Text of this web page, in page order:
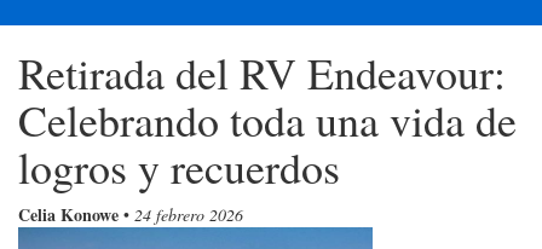
Retirada del RV Endeavour:
Celebrando toda una vida de
logros y recuerdos
Celia Konowe • 24 febrero 2026